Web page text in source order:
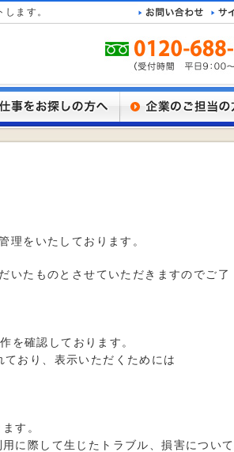
ます。
理をいたしております。
いたものとさせていただきますのでご了
確認しております。
おり、表示いただくためには
す。
に際して生じたトラブル、損害について